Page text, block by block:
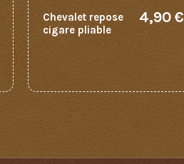
Chevalet repose
cigare pliable
4,90 €